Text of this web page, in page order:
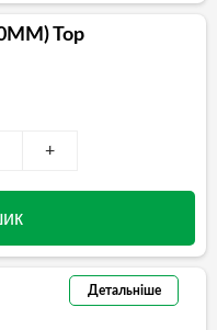
Top
+
Детальніше